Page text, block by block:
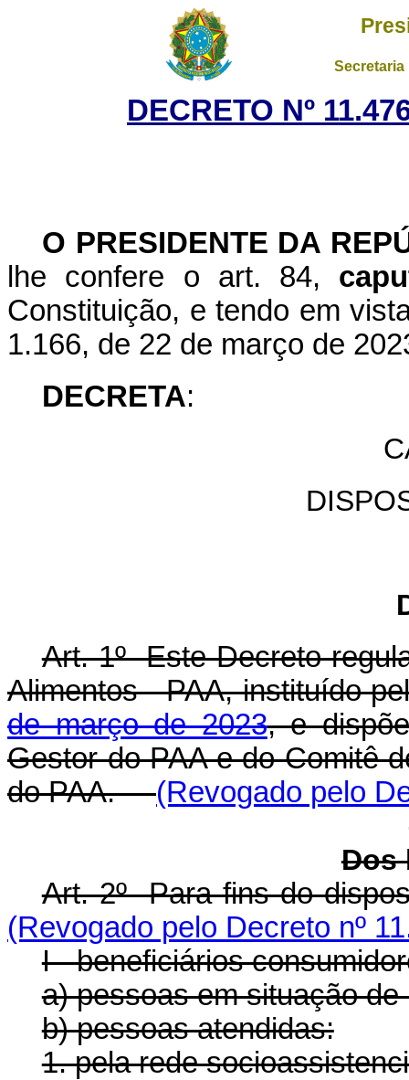
DECRETO Nº
O PRESIDENTE DA
lhe confere o art. 84,
Constituição, e tendo em
1.166, de 22 de março de
DECRETA:
Art. 1º Este Decreto
Alimentos - PAA, instituído
de março de 2023, e
Gestor do PAA e do Comitê
do PAA.(Revogado pelo
Dos
Art. 2º Para fins do
(Revogado pelo Decreto nº
I - beneficiários
a) pessoas em situação
b) pessoas atendidas:
1. pela rede